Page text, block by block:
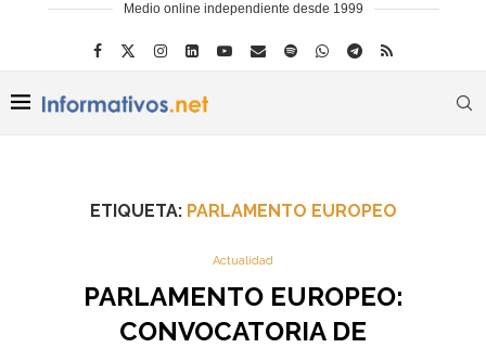
Medio online independiente desde 1999
ETIQUETA: PARLAMENTO EUROPEO
Actualidad
PARLAMENTO EUROPEO:
CONVOCATORIA DE